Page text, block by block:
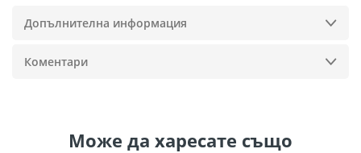
Допълнителна информация
Коментари
Може да харесате също